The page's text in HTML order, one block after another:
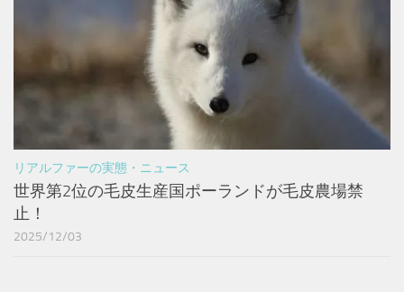
リアルファーの実態・ニュース
世界第2位の毛皮生産国ポーランドが毛皮農場禁
止！
2025/12/03